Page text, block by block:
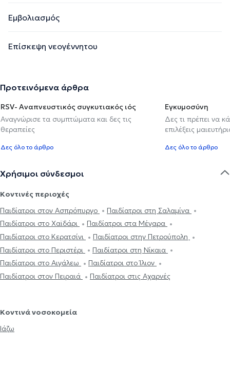
Εμβολιασμός
Επίσκεψη νεογέννητου
Προτεινόμενα άρθρα
RSV- Αναπνευστικός συγκυτιακός ιός
Αναγνώρισε τα συμπτώματα και δες τις
θεραπείες
Δες όλο το άρθρο
Εγκυμοσύνη
Δες τι πρέπει να
επιλέξεις
Δες όλο το άρθρο
Χρήσιμοι σύνδεσμοι
Κοντινές περιοχές
Παιδίατροι στον Ασπρόπυργο
Παιδίατροι στη Σαλαμίνα
Παιδίατροι στο Χαϊδάρι
Παιδίατροι στα Μέγαρα
Παιδίατροι στο Κερατσίνι
Παιδίατροι στην Πετρούπολη
Παιδίατροι στο Περιστέρι
Παιδίατροι στη Νίκαια
Παιδίατροι στο Αιγάλεω
Παιδίατροι στο Ίλιον
Παιδίατροι στον Πειραιά
Παιδίατροι στις Αχαρνές
Κοντινά νοσοκομεία
Ιάζω